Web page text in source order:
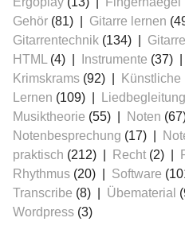
Gehör (81) Gitarre lernen
Gitarrentechnik (134)
HTML(4) Instrumente (37)
Krimskrams (92) Künstliche
Lernen (109) Liedbegleitung
Musiktheorie (55) Noten
Notenbesprechung (17)
praktisch (212) Recht(2)
Rhythmus (20) Software
Transcribe (8) Übematerial
Wordpress (3)